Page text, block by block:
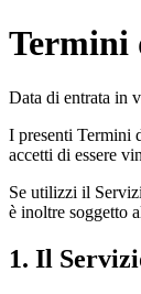
Termini
Data di entrata in
I presenti Termini
accetti di essere
Se utilizzi il
è inoltre soggetto
1. Il